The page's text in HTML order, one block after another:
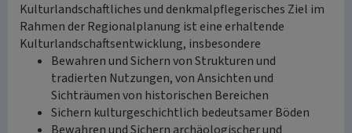
Kulturlandschaftliches und denkmalpflegerisches Ziel im
Rahmen der Regionalplanung ist eine erhaltende
Kulturlandschaftsentwicklung, insbesondere
Bewahren und Sichern von Strukturen und
tradierten Nutzungen, von Ansichten und
Sichträumen von historischen Bereichen
Sichern kulturgeschichtlich bedeutsamer Böden